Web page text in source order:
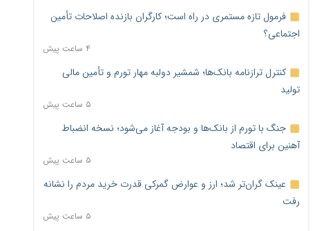
فرمول تازه مستمری در راه است؛ کارگران بازنده اصلاحات تأمین
اجتماعی؟
۴ ساعت پیش
کنترل ترازنامه بانک‌ها؛ شمشیر دولبه مهار تورم و تأمین مالی
تولید
۵ ساعت پیش
جنگ با تورم از بانک‌ها و بودجه آغاز می‌شود؛ نسخه انضباط
آهنین برای اقتصاد
۵ ساعت پیش
عینک گران‌تر شد؛ ارز و عوارض گمرکی قدرت خرید مردم را نشانه
رفت
۵ ساعت پیش